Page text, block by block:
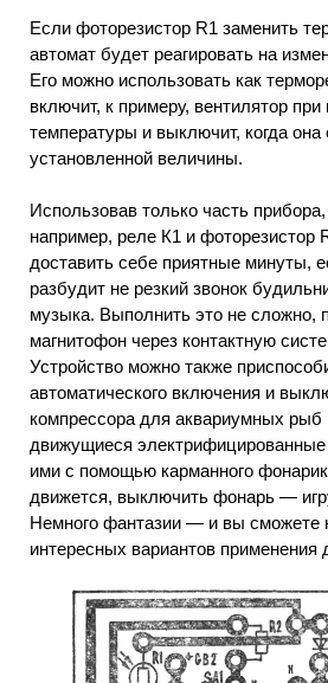
Если фоторезистор R1 заменить
автомат будет реагировать на
Его можно использовать как
включит, к примеру, вентилятор
температуры и выключит, когда она
установленной величины.
Использовав только часть
например, реле К1 и фоторезистор
доставить себе приятные минуты,
разбудит не резкий звонок
музыка. Выполнить это не сложно,
магнитофон через контактную
Устройство можно также
автоматического включения и
компрессора для аквариумных рыб
движущиеся электрифицированные
ими с помощью карманного
движется, выключить фонарь —
Немного фантазии — и вы сможете
интересных вариантов применения